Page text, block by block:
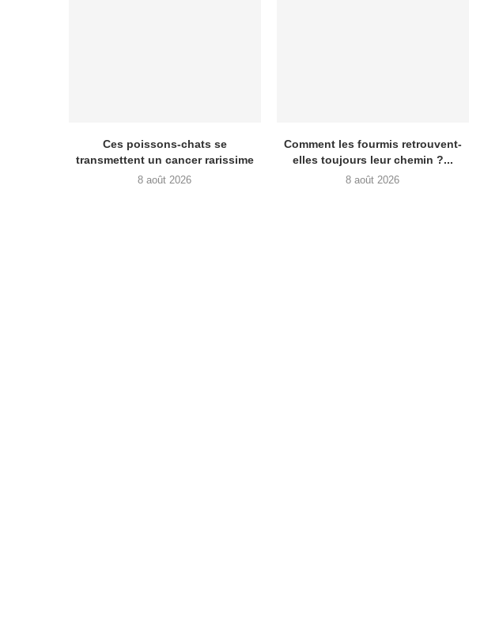
Ces poissons-chats se
transmettent un cancer rarissime
8 août 2026
Comment les fourmis retrouvent-
elles toujours leur chemin ?...
8 août 2026